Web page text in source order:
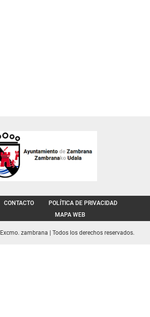
CONTACTO
POLÍTICA DE PRIVACIDAD
MAPA WEB
zambrana | Todos los derechos reservados.